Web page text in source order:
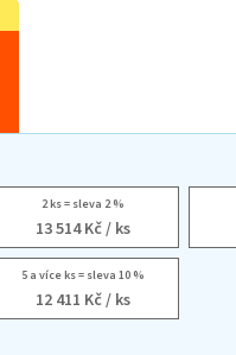
2 ks = sleva 2 %
13 514 Kč/ ks
5 a více ks = sleva 10 %
12 411 Kč/ ks